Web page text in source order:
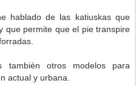
hablado de las katiuskas que
que permite que el pie transpire
también otros modelos para
actual y urbana.